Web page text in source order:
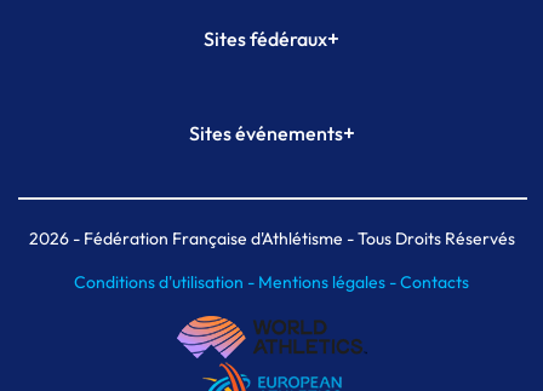
Sites fédéraux+
Plateforme Formation
Sites événements+
Meeting de Paris indoor
MAIF Ekiden de Paris
2026- Fédération Française d'Athlétisme - Tous Droits Réservés
Conditions d'utilisation - Mentions légales -Contacts